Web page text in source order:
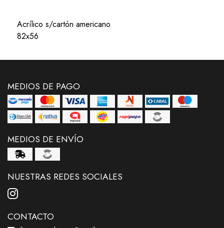
Acrílico s/cartón americano
82x56
MEDIOS DE PAGO
MEDIOS DE ENVÍO
NUESTRAS REDES SOCIALES
CONTACTO